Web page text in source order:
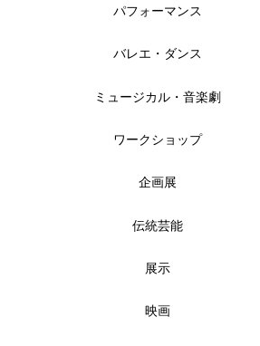
パフォーマンス
バレエ・ダンス
ミュージカル・音楽劇
ワークショップ
企画展
伝統芸能
展示
映画